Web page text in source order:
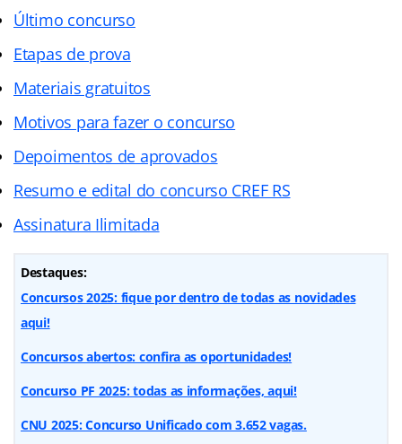
Último concurso
Etapas de prova
Materiais gratuitos
Motivos para fazer o concurso
Depoimentos de aprovados
Resumo e edital do concurso CREF RS
Assinatura Ilimitada
Destaques:
Concursos 2025: fique por dentro de todas as novidades
aqui!
Concursos abertos: confira as oportunidades!
Concurso PF 2025: todas as informações, aqui!
CNU 2025: Concurso Unificado com 3.652 vagas.